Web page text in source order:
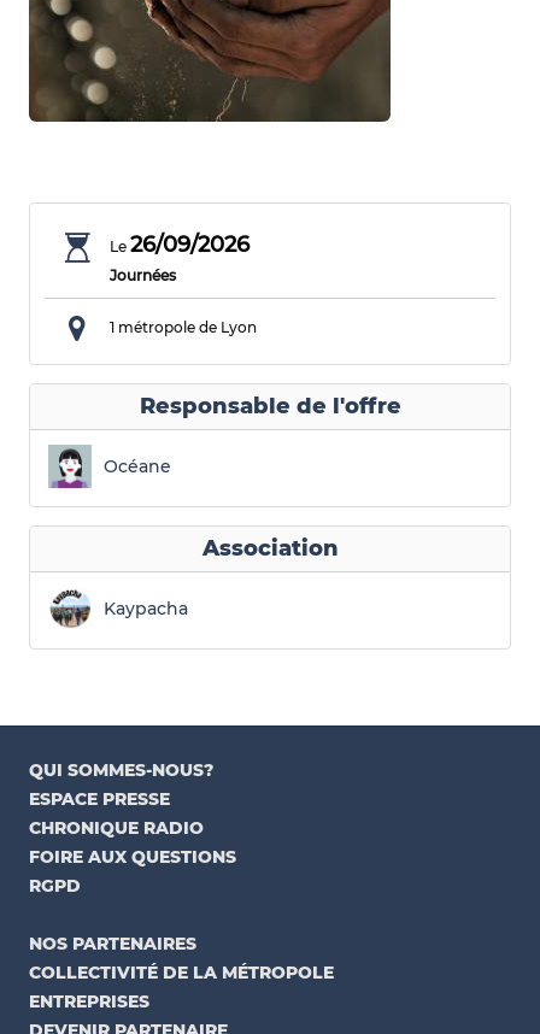
Le 26/09/2026
Journées
1 métropole de Lyon
Responsable de l'offre
Océane
Association
Kaypacha
QUI SOMMES-NOUS?
ESPACE PRESSE
CHRONIQUE RADIO
FOIRE AUX QUESTIONS
RGPD
NOS PARTENAIRES
COLLECTIVITÉ DE LA MÉTROPOLE
ENTREPRISES